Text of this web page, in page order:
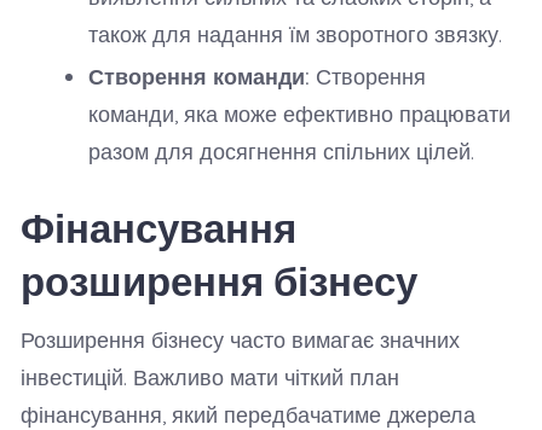
також для надання їм зворотного звязку.
Створення команди: Створення
команди, яка може ефективно працювати
разом для досягнення спільних цілей.
Фінансування
розширення бізнесу
Розширення бізнесу часто вимагає значних
інвестицій. Важливо мати чіткий план
фінансування, який передбачатиме джерела